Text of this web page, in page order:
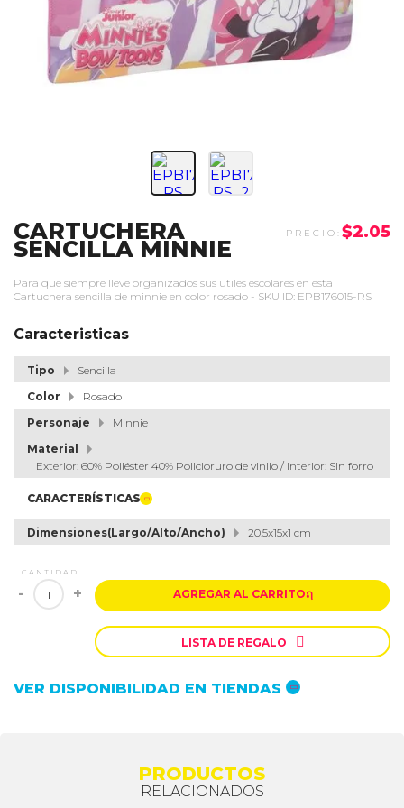
CARTUCHERA
SENCILLA MINNIE
$2.05
Para que siempre lleve organizados sus utiles escolares en esta
Cartuchera sencilla de minnie en color rosado - SKU ID: EPB176015-RS
Caracteristicas
Tipo
Sencilla
Color
Rosado
Personaje
Minnie
Material
Exterior: 60% Poliéster 40% Policloruro de vinilo / Interior: Sin forro
CARACTERÍSTICAS
Dimensiones(Largo/Alto/Ancho) 20.5x15x1 cm
CANTIDAD
- + AGREGAR AL CARRITOຐ
LISTA DE REGALO 
VER DISPONIBILIDAD EN TIENDAS
PRODUCTOS
RELACIONADOS